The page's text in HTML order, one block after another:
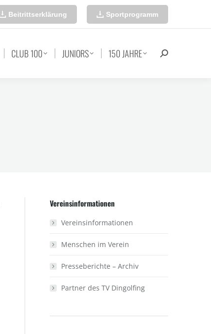
Beitrittserklärung Sportprogramm
CLUB 100 JUNIORS 150 JAHRE Search:
Vereinsinformationen
Vereinsinformationen
Menschen im Verein
Presseberichte – Archiv
Partner des TV Dingolfing